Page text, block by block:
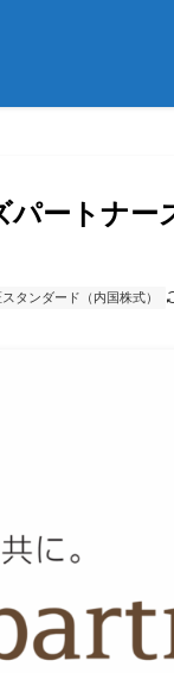
パートナ
タンダード（内国株式）